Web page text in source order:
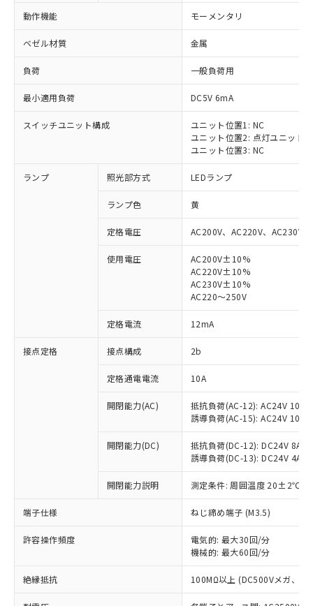
動作機能 モーメンタリ
ベゼル材質 金属
負荷 一般負荷用
最小適用負荷 DC5V 6mA
スイッチユニット構成
ユニット位置1: NC
ユニット位置2: 点灯ユニット
ユニット位置3: NC
ランプ 照光部方式 LEDランプ
ランプ色 黄
定格電圧 AC200V、AC220V、AC230V
使用電圧
AC200V±10%
AC220V±10%
AC230V±10%
AC220～250V
定格電流 12mA
接点定格 接点構成 2b
定格通電電流 10A
開閉能力(AC)
抵抗負荷(AC-12): AC24V 10A/
誘導負荷(AC-15): AC24V
開閉能力(DC)
抵抗負荷(DC-12): DC24V 8A/
誘導負荷(DC-13): DC24V 4A/
開閉能力説明 測定条件: 周囲温度 20±2℃、
端子仕様 ねじ締め端子 (M3.5)
許容操作頻度
電気的: 最大30回/分
機械的: 最大60回/分
絶縁抵抗 100MΩ以上 (DC500Vメガ、点
以下の条件をお読みいただき、同意のうえ
本サービスは、当社制御機器事業取扱
商品の当社在庫状況および標準価格
(税抜)を提供させていただくもので
本サービスの対象外となる商品もある
ことをご了承ください。
在庫状況および標準価格照会結果は、
記載している更新日時点での社内デー
タに基づき作成されるものであり、閲
覧された時点での実際の在庫および標
対応済み：EU RoHS指令（10物質）の
非含有に対応した製品が提供可能な商品で
対応予定：EU RoHS指令（10物質）の非含
有に対応した製品に切り替える予定のある
対応予定なし：EU RoHS指令（10物質）の
非含有に非対応の商品で、対応品を出す予
調査・確認中：EU RoHS指令（10物質）の
非含有の対応状況を調査中または確認中の
非該当品：ライセンス料など無形物で、有
害物質有無と関係のない商品です。
仕入先様の事情により、非含有部品として
いたものが、含有品と判明した場合などや
むを得ず変更することがあります。
鉛(Pb) 1000ppm以下、 水銀(Hg) 1000ppm以下、 カド
六価クロム(Cr(Ⅵ)) 1000ppm以下、ポリ臭化ビフェニル
※1 中国RoHS○×表
「○」：最大均質材料含有率が中国RoHSの
基準値以下であることを示します。
「×」：最大均質材料含有率が中国RoHSの
基準値を超えていることを示します。
「－」：未確認です。当社販売部門へお問
*中国RoHS10物質の基準値 (GB/T26572)：
Pb(鉛) :1000ppm、 Hg(水銀) : 1000ppm、 Cd(カドミウ
当社は、これら貴社製品のうち、外国
為替および外国貿易法に定める商品
（以下｢規制貨物等」という）を輸出
または国外への提供する場合は、日本
国政府の輸出許可(または役務取引許
可)を取得するなどの必要な手続きを